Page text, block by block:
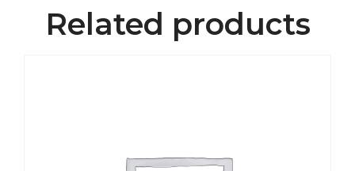
Related products